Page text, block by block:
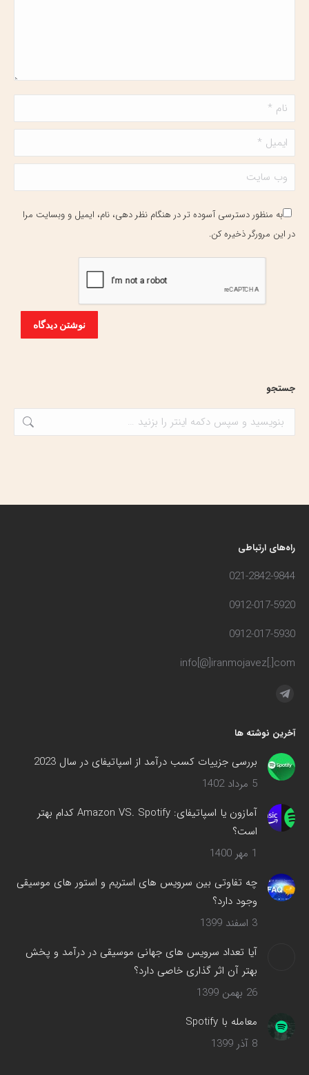
نام *
ایمیل *
وب سایت
به منظور دسترسی آسوده تر در هنگام نظر دهی، نام، ایمیل و وبسایت مرا
در این مرورگر ذخیره کن.
نوشتن دیدگاه
جستجو
جستجو:
راه‌های ارتباطی
021-2842-9844
0912-017-5920
0912-017-5930
info[@]iranmojavez[.]com
مارا در اینجا پیدا کنید:
تلگرام
در
پنجره
جدید
می‌شود
آخرین نوشته ها
بررسی جزییات کسب درآمد از اسپاتیفای در سال 2023
5 مرداد 1402
آمازون یا اسپاتیفای: Amazon VS. Spotify کدام بهتر
است؟
1 مهر 1400
چه تفاوتی بین سرویس های استریم و استور های موسیقی
وجود دارد؟
3 اسفند 1399
آیا تعداد سرویس های جهانی موسیقی در درآمد و پخش
بهتر آن اثر گذاری خاصی دارد؟
26 بهمن 1399
معامله با Spotify
8 آذر 1399